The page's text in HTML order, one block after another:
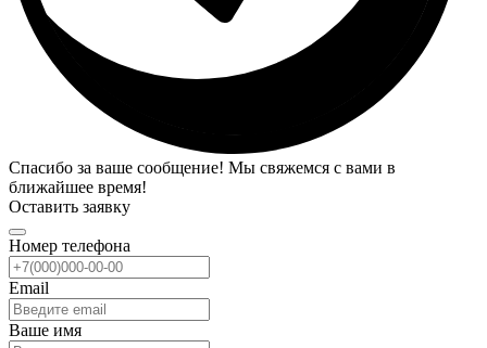
Спасибо за ваше сообщение! Мы свяжемся с вами в
ближайшее время!
Оставить заявку
Номер телефона
Email
Ваше имя